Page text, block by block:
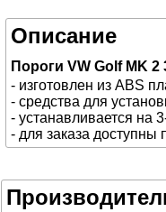
Описание
Пороги VW Golf MK 2
- изготовлен из ABS
- средства для
- устанавливается на
- для заказа